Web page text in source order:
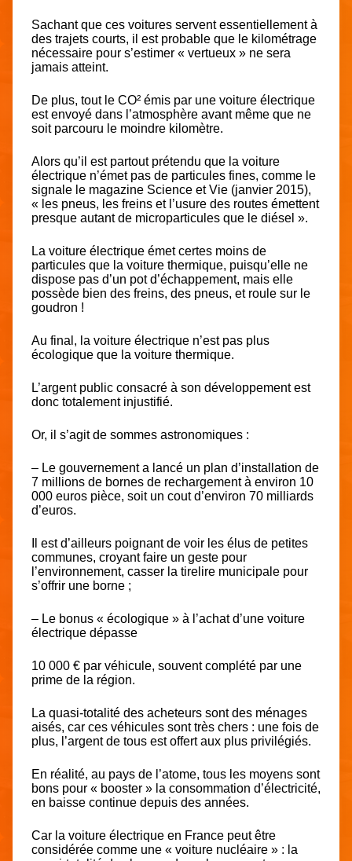
Sachant que ces voitures servent essentiellement à
des trajets courts, il est probable que le kilométrage
nécessaire pour s’estimer « vertueux » ne sera
jamais atteint.
De plus, tout le CO² émis par une voiture électrique
est envoyé dans l’atmosphère avant même que ne
soit parcouru le moindre kilomètre.
Alors qu’il est partout prétendu que la voiture
électrique n’émet pas de particules fines, comme le
signale le magazine Science et Vie (janvier 2015),
« les pneus, les freins et l’usure des routes émettent
presque autant de microparticules que le diésel ».
La voiture électrique émet certes moins de
particules que la voiture thermique, puisqu’elle ne
dispose pas d’un pot d’échappement, mais elle
possède bien des freins, des pneus, et roule sur le
goudron !
Au final, la voiture électrique n’est pas plus
écologique que la voiture thermique.
L’argent public consacré à son développement est
donc totalement injustifié.
Or, il s’agit de sommes astronomiques :
– Le gouvernement a lancé un plan d’installation de
7 millions de bornes de rechargement à environ 10
000 euros pièce, soit un cout d’environ 70 milliards
d’euros.
Il est d’ailleurs poignant de voir les élus de petites
communes, croyant faire un geste pour
l’environnement, casser la tirelire municipale pour
s’offrir une borne ;
– Le bonus « écologique » à l’achat d’une voiture
électrique dépasse
10 000 € par véhicule, souvent complété par une
prime de la région.
La quasi-totalité des acheteurs sont des ménages
aisés, car ces véhicules sont très chers : une fois de
plus, l’argent de tous est offert aux plus privilégiés.
En réalité, au pays de l’atome, tous les moyens sont
bons pour « booster » la consommation d’électricité,
en baisse continue depuis des années.
Car la voiture électrique en France peut être
considérée comme une « voiture nucléaire » : la